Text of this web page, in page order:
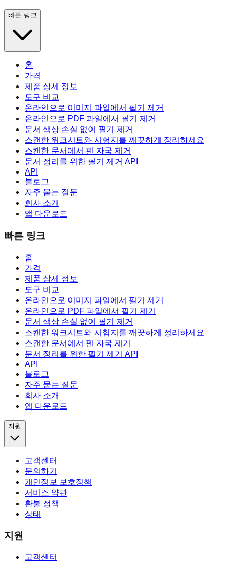
빠른 링크
홈
가격
제품 상세 정보
도구 비교
온라인으로 이미지 파일에서 필기 제거
온라인으로 PDF 파일에서 필기 제거
문서 색상 손실 없이 필기 제거
스캔한 워크시트와 시험지를 깨끗하게 정리하세요
스캔한 문서에서 펜 자국 제거
문서 정리를 위한 필기 제거 API
API
블로그
자주 묻는 질문
회사 소개
앱 다운로드
빠른 링크
홈
가격
제품 상세 정보
도구 비교
온라인으로 이미지 파일에서 필기 제거
온라인으로 PDF 파일에서 필기 제거
문서 색상 손실 없이 필기 제거
스캔한 워크시트와 시험지를 깨끗하게 정리하세요
스캔한 문서에서 펜 자국 제거
문서 정리를 위한 필기 제거 API
API
블로그
자주 묻는 질문
회사 소개
앱 다운로드
지원
고객센터
문의하기
개인정보 보호정책
서비스 약관
환불 정책
상태
지원
고객센터